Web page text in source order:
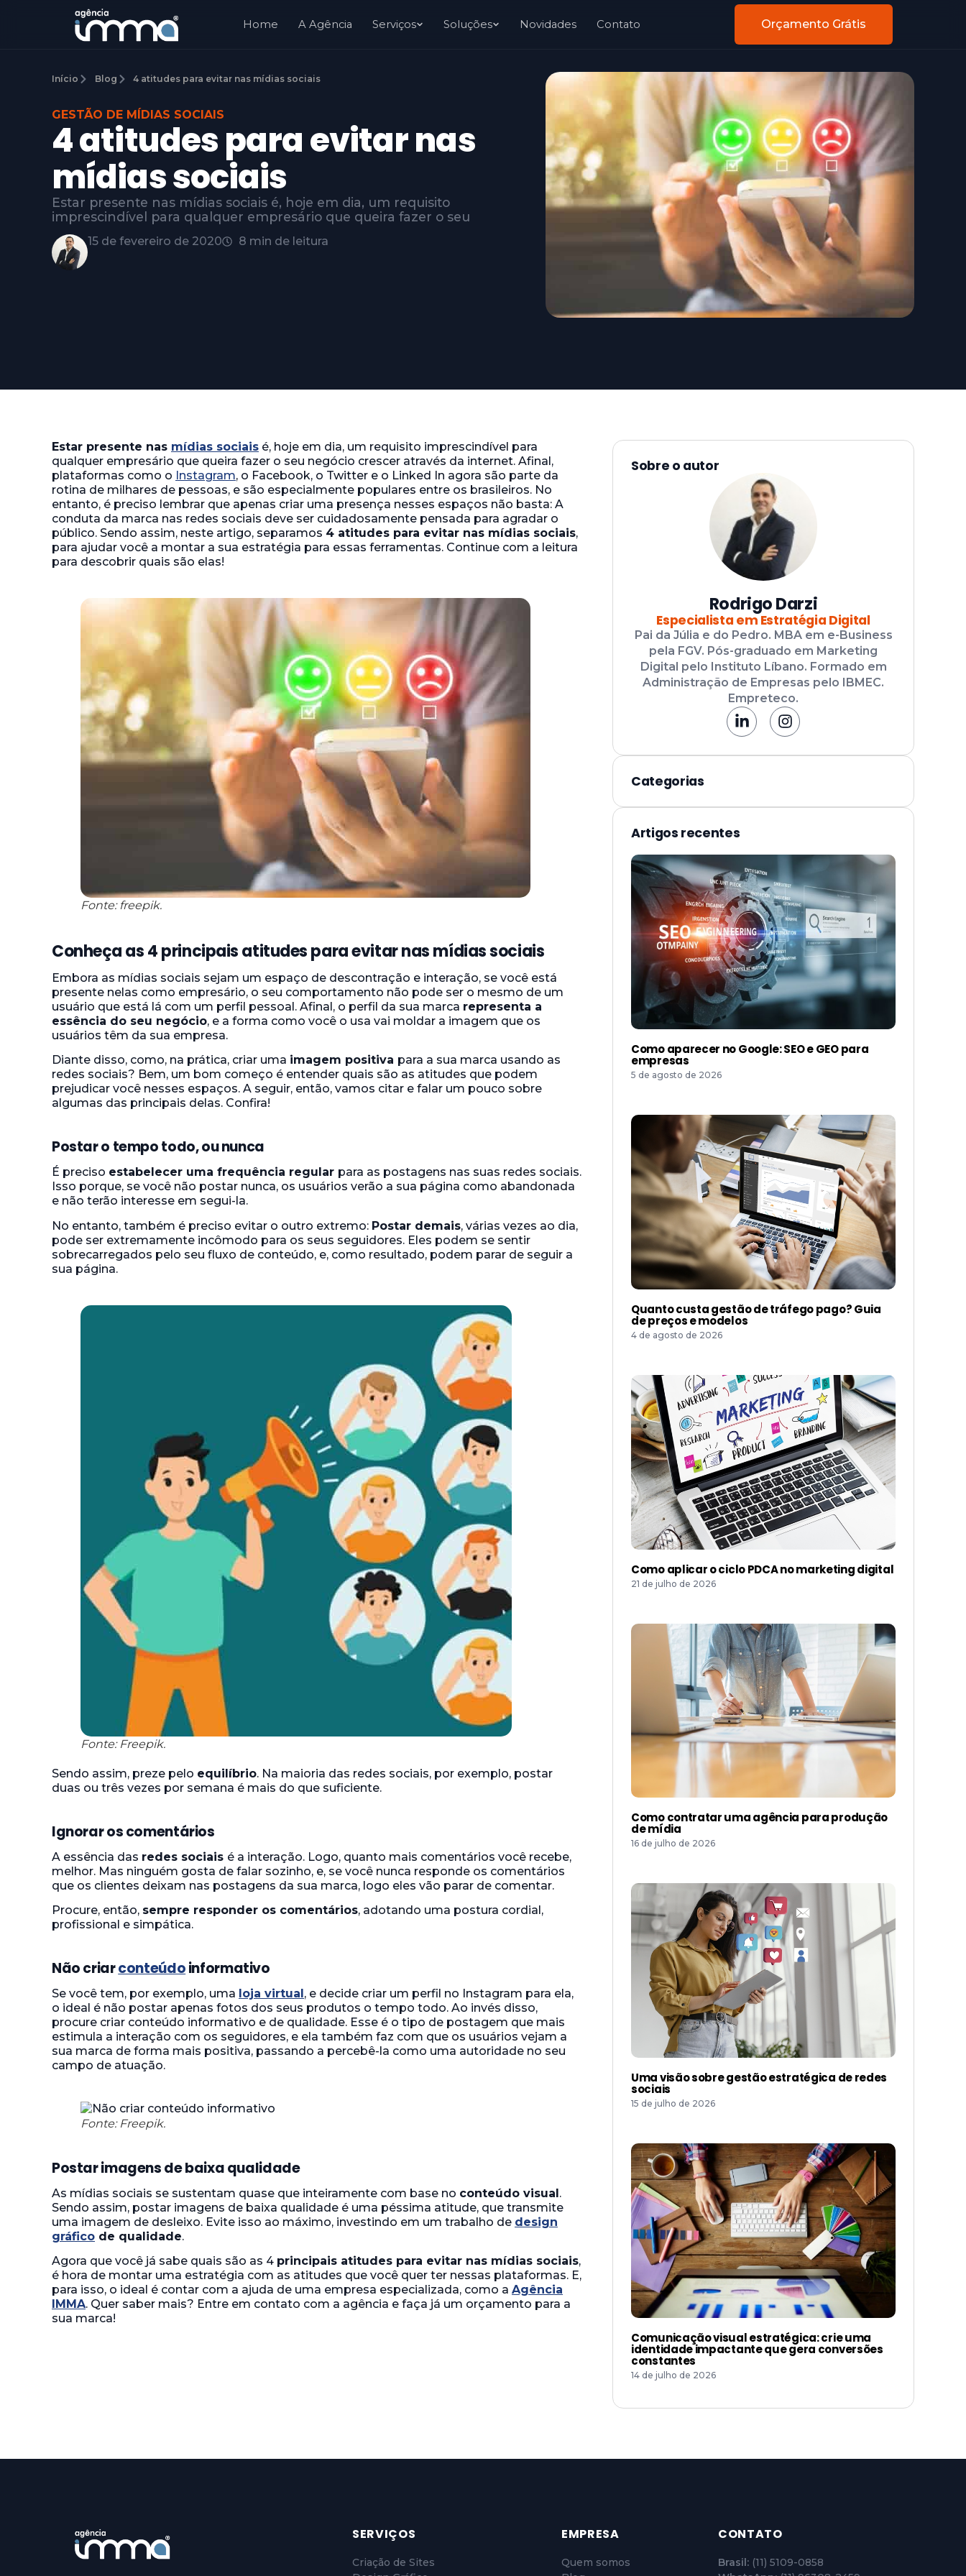
Home A Agência Serviços Soluções Novidades Contato Orçamento Grátis
Início Blog 4 atitudes para evitar nas mídias sociais
GESTÃO DE MÍDIAS SOCIAIS
4 atitudes para evitar nas
mídias sociais
Estar presente nas mídias sociais é, hoje em dia, um requisito
imprescindível para qualquer empresário que queira fazer o seu
15 de fevereiro de 2020 8 min de leitura
Estar presente nas mídias sociais é, hoje em dia, um requisito imprescindível para
qualquer empresário que queira fazer o seu negócio crescer através da internet. Afinal,
plataformas como o Instagram, o Facebook, o Twitter e o Linked In agora são parte da
rotina de milhares de pessoas, e são especialmente populares entre os brasileiros. No
entanto, é preciso lembrar que apenas criar uma presença nesses espaços não basta: A
conduta da marca nas redes sociais deve ser cuidadosamente pensada para agradar o
público. Sendo assim, neste artigo, separamos 4 atitudes para evitar nas mídias sociais,
para ajudar você a montar a sua estratégia para essas ferramentas. Continue com a leitura
para descobrir quais são elas!
Fonte: freepik.
Conheça as 4 principais atitudes para evitar nas mídias sociais
Embora as mídias sociais sejam um espaço de descontração e interação, se você está
presente nelas como empresário, o seu comportamento não pode ser o mesmo de um
usuário que está lá com um perfil pessoal. Afinal, o perfil da sua marca representa a
essência do seu negócio, e a forma como você o usa vai moldar a imagem que os
usuários têm da sua empresa.
Diante disso, como, na prática, criar uma imagem positiva para a sua marca usando as
redes sociais? Bem, um bom começo é entender quais são as atitudes que podem
prejudicar você nesses espaços. A seguir, então, vamos citar e falar um pouco sobre
algumas das principais delas. Confira!
Postar o tempo todo, ou nunca
É preciso estabelecer uma frequência regular para as postagens nas suas redes sociais.
Isso porque, se você não postar nunca, os usuários verão a sua página como abandonada
e não terão interesse em segui-la.
No entanto, também é preciso evitar o outro extremo: Postar demais, várias vezes ao dia,
pode ser extremamente incômodo para os seus seguidores. Eles podem se sentir
sobrecarregados pelo seu fluxo de conteúdo, e, como resultado, podem parar de seguir a
sua página.
Fonte: Freepik.
Sendo assim, preze pelo equilíbrio. Na maioria das redes sociais, por exemplo, postar
duas ou três vezes por semana é mais do que suficiente.
Ignorar os comentários
A essência das redes sociais é a interação. Logo, quanto mais comentários você recebe,
melhor. Mas ninguém gosta de falar sozinho, e, se você nunca responde os comentários
que os clientes deixam nas postagens da sua marca, logo eles vão parar de comentar.
Procure, então, sempre responder os comentários, adotando uma postura cordial,
profissional e simpática.
Não criarconteúdoinformativo
Se você tem, por exemplo, uma loja virtual, e decide criar um perfil no Instagram para ela,
o ideal é não postar apenas fotos dos seus produtos o tempo todo. Ao invés disso,
procure criar conteúdo informativo e de qualidade. Esse é o tipo de postagem que mais
estimula a interação com os seguidores, e ela também faz com que os usuários vejam a
sua marca de forma mais positiva, passando a percebê-la como uma autoridade no seu
campo de atuação.
Fonte: Freepik.
Postar imagens de baixa qualidade
As mídias sociais se sustentam quase que inteiramente com base no conteúdo visual.
Sendo assim, postar imagens de baixa qualidade é uma péssima atitude, que transmite
uma imagem de desleixo. Evite isso ao máximo, investindo em um trabalho de design
gráfico de qualidade.
Agora que você já sabe quais são as 4 principais atitudes para evitar nas mídias sociais,
é hora de montar uma estratégia com as atitudes que você quer ter nessas plataformas. E,
para isso, o ideal é contar com a ajuda de uma empresa especializada, como a Agência
IMMA. Quer saber mais? Entre em contato com a agência e faça já um orçamento para a
sua marca!
Sobre o autor
Rodrigo Darzi
Especialista em Estratégia Digital
Pai da Júlia e do Pedro. MBA em e-Business
pela FGV. Pós-graduado em Marketing
Digital pelo Instituto Líbano. Formado em
Administração de Empresas pelo IBMEC.
Empreteco.
Categorias
Artigos recentes
Como aparecer no Google: SEO e GEO para
empresas
5 de agosto de 2026
Quanto custa gestão de tráfego pago? Guia
de preços e modelos
4 de agosto de 2026
Como aplicar o ciclo PDCA no marketing digital
21 de julho de 2026
Como contratar uma agência para produção
de mídia
16 de julho de 2026
Uma visão sobre gestão estratégica de redes
sociais
15 de julho de 2026
Comunicação visual estratégica: crie uma
identidade impactante que gera conversões
constantes
14 de julho de 2026
SERVIÇOS
Criação de Sites
EMPRESA
Quem somos
CONTATO
Brasil: (11) 5109-0858